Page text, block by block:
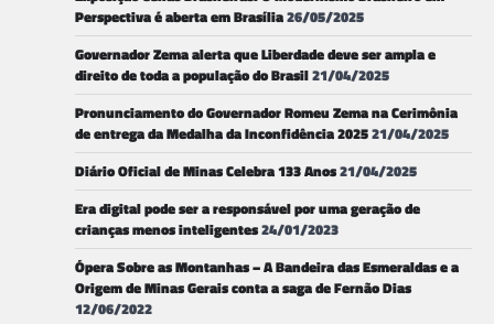
Perspectiva é aberta em Brasília26/05/2025
Governador Zema alerta que Liberdade deve ser ampla e
direito de toda a população do Brasil21/04/2025
Pronunciamento do Governador Romeu Zema na Cerimônia
de entrega da Medalha da Inconfidência 202521/04/2025
Diário Oficial de Minas Celebra 133 Anos21/04/2025
Era digital pode ser a responsável por uma geração de
crianças menos inteligentes24/01/2023
Ópera Sobre as Montanhas – A Bandeira das Esmeraldas e a
Origem de Minas Gerais conta a saga de Fernão Dias
12/06/2022